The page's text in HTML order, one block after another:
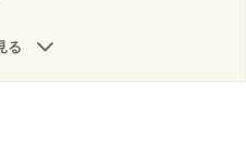
る